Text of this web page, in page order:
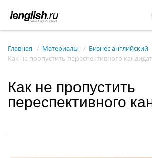
Главная Материалы
Бизнес английский
Как не пропустить переспективного
Как не пропустить
переспективного